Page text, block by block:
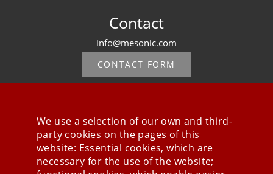
Contact
info@mesonic.com
CONTACT FORM
Stay connected
We use a selection of our own and third-
party cookies on the pages of this
website: Essential cookies, which are
necessary for the use of the website;